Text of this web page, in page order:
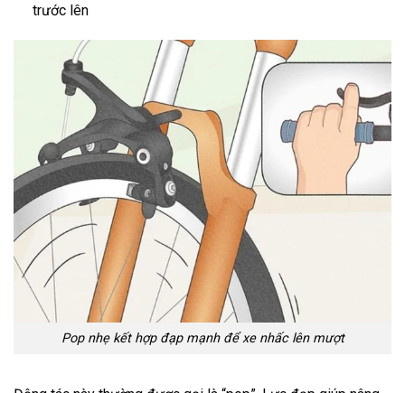
trước lên
Pop nhẹ kết hợp đạp mạnh để xe nhấc lên mượt